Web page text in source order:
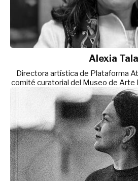
Alexia Tala
Directora artística de Plataforma
comité curatorial del Museo de Arte